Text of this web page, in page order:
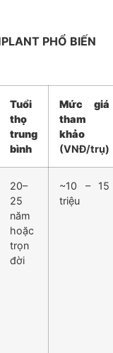
PHỔ BIẾN
Tuổi
thọ
trung
bình
Mức giá
tham
khảo
(VNĐ/trụ)
20–
25
năm
hoặc
trọn
đời
~10 – 15
triệu